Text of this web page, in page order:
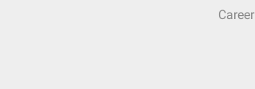
Career